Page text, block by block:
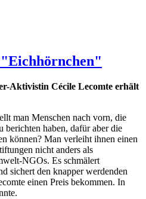
Aktivistin Cécile Lecomte erhält
man Menschen nach vorn, die
berichten haben, dafür aber die
können? Man verleiht ihnen einen
nicht anders als
NGOs. Es schmälert
sichert den knapper werdenden
einen Preis bekommen. In